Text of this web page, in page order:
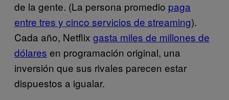
de la gente. (La persona promedio paga
entre tres y cinco servicios de streaming).
Cada año, Netflix gasta miles de millones de
dólares en programación original, una
inversión que sus rivales parecen estar
dispuestos a igualar.